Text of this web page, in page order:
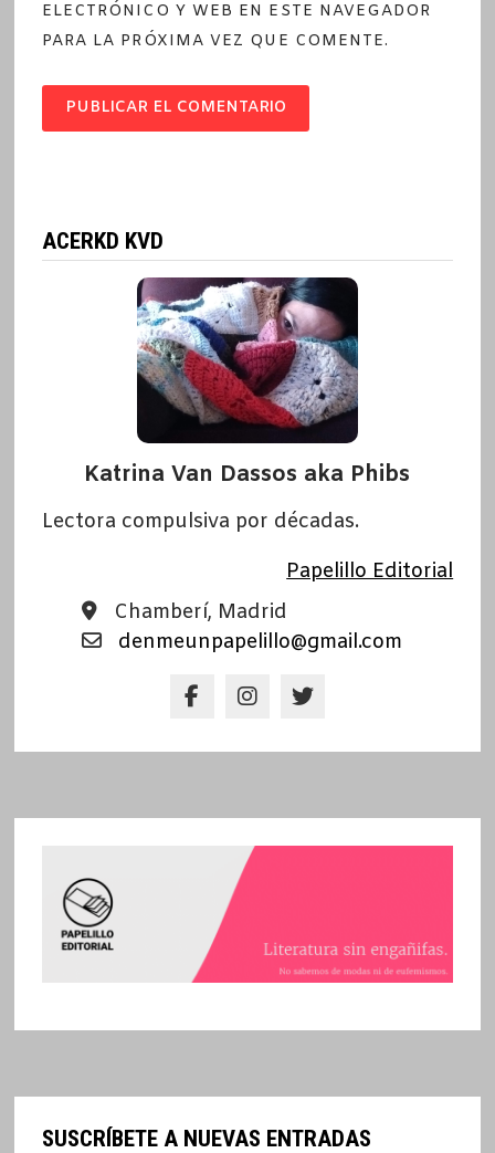
ELECTRÓNICO Y WEB EN ESTE NAVEGADOR
PARA LA PRÓXIMA VEZ QUE COMENTE.
ACERKD KVD
Katrina Van Dassos aka Phibs
Lectora compulsiva por décadas.
Papelillo Editorial
Chamberí, Madrid
denmeunpapelillo@gmail.com
SUSCRÍBETE A NUEVAS ENTRADAS